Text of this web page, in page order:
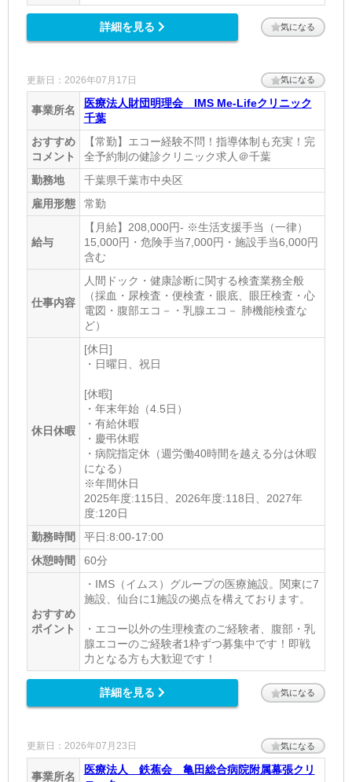
詳細を見る 気になる
更新日：2026年07月17日 気になる
事業所名
医療法人財団明理会 IMS Me-Lifeクリニック
千葉
おすすめ
コメント
【常勤】エコー経験不問！指導体制も充実！完
全予約制の健診クリニック求人＠千葉
勤務地
千葉県千葉市中央区
雇用形態
常勤
給与
【月給】208,000円- ※生活支援手当（一律）
15,000円・危険手当7,000円・施設手当6,000円
含む
仕事内容
人間ドック・健康診断に関する検査業務全般
（採血・尿検査・便検査・眼底、眼圧検査・心
電図・腹部エコ－・乳腺エコ－ 肺機能検査な
ど）
休日休暇
[休日]
・日曜日、祝日
[休暇]
・年末年始（4.5日）
・有給休暇
・慶弔休暇
・病院指定休（週労働40時間を越える分は休暇
になる）
※年間休日
2025年度:115日、2026年度:118日、2027年
度:120日
勤務時間
平日:8:00-17:00
休憩時間
60分
おすすめ
ポイント
・IMS（イムス）グループの医療施設。関東に7
施設、仙台に1施設の拠点を構えております。
・エコー以外の生理検査のご経験者、腹部・乳
腺エコーのご経験者1枠ずつ募集中です！即戦
力となる方も大歓迎です！
詳細を見る 気になる
更新日：2026年07月23日 気になる
事業所名
医療法人 鉄蕉会 亀田総合病院附属幕張クリ